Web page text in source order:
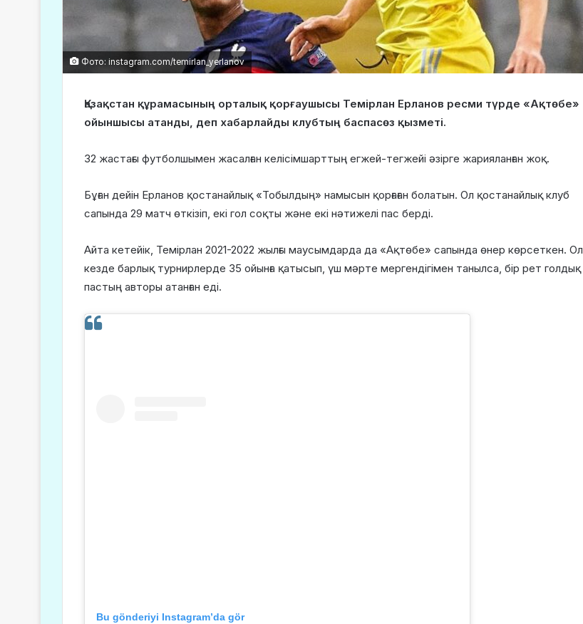
Фото: instagram.com/temirlan_yerlanov
Қазақстан құрамасының орталық қорғаушысы Темірлан Ерланов ресми түрде «Ақтөбе»
ойыншысы атанды, деп хабарлайды клубтың баспасөз қызметі.
32 жастағы футболшымен жасалған келісімшарттың егжей-тегжейі әзірге жарияланған жоқ.
Бұған дейін Ерланов қостанайлық «Тобылдың» намысын қорғаған болатын. Ол қостанайлық клуб
сапында 29 матч өткізіп, екі гол соқты және екі нәтижелі пас берді.
Айта кетейік, Темірлан 2021-2022 жылғы маусымдарда да «Ақтөбе» сапында өнер көрсеткен. Ол
кезде барлық турнирлерде 35 ойынға қатысып, үш мәрте мергендігімен танылса, бір рет голдық
пастың авторы атанған еді.
Bu gönderiyi Instagram’da gör